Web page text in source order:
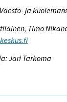
ja
Timo
Jari Tarkoma